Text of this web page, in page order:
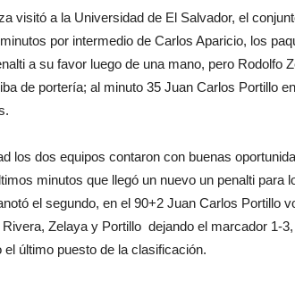
visitó a la Universidad de El Salvador, el
por intermedio de Carlos Aparicio, los
a su favor luego de una mano, pero Rodolfo
de portería; al minuto 35 Juan Carlos Portillo
los dos equipos contaron con buenas
minutos que llegó un nuevo un penalti para
el segundo, en el 90+2 Juan Carlos Portillo
Zelaya y Portillo dejando el marcador 1-
el último puesto de la clasificación.